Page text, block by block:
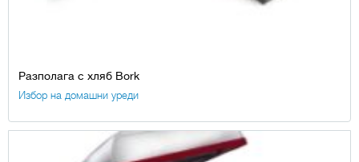
Разполага с хляб Bork
Избор на домашни уреди